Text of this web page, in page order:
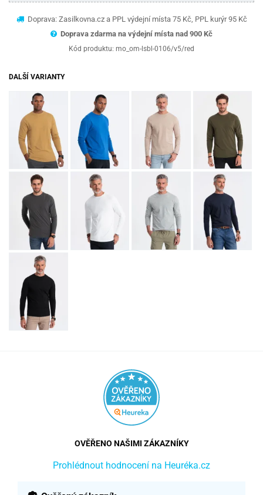
Doprava: Zasilkovna.cz a PPL výdejní místa 75 Kč, PPL kurýr 95 Kč
Doprava zdarma na výdejní místa nad 900 Kč
Kód produktu: mo_om-lsbl-0106/v5/red
DALŠÍ VARIANTY
OVĚŘENO NAŠIMI ZÁKAZNÍKY
Prohlédnout hodnocení na Heuréka.cz